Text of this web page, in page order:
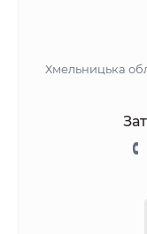
Хмельницька